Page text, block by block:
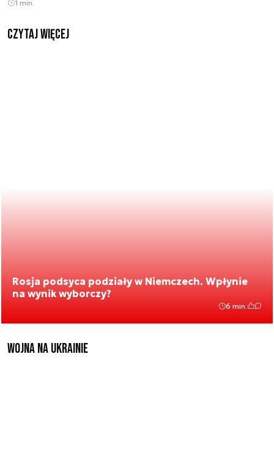
1 min.
czytaj więcej
Rosja podsyca podziały w Niemczech. Wpłynie
na wynik wyborczy?
6 min.
Wojna na Ukrainie